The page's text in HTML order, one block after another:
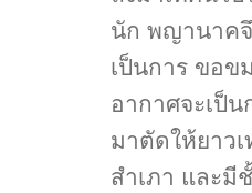
นัก พญานาคจึ
เป็นการ ขอข
อากาศจะเป็
มาตัดให้ยาว
สำเภา และมี